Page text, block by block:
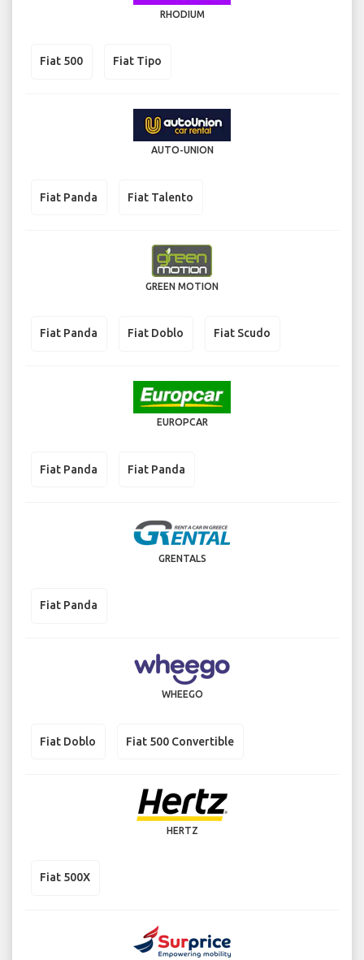
RHODIUM
Fiat 500 Fiat Tipo
AUTO-UNION
Fiat Panda Fiat Talento
GREEN MOTION
Fiat Panda Fiat Doblo Fiat Scudo
EUROPCAR
Fiat Panda Fiat Panda
GRENTALS
Fiat Panda
WHEEGO
Fiat Doblo Fiat 500 Convertible
HERTZ
Fiat 500X